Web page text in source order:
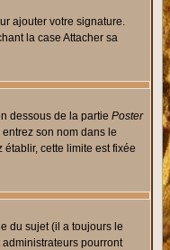
ajouter votre signature.
la case Attacher sa
dessous de la partie Poster
son nom dans le
cette limite est fixée
du sujet (il a toujours le
pourront